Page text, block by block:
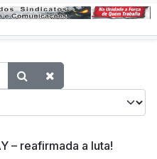
– reafirmada a luta!